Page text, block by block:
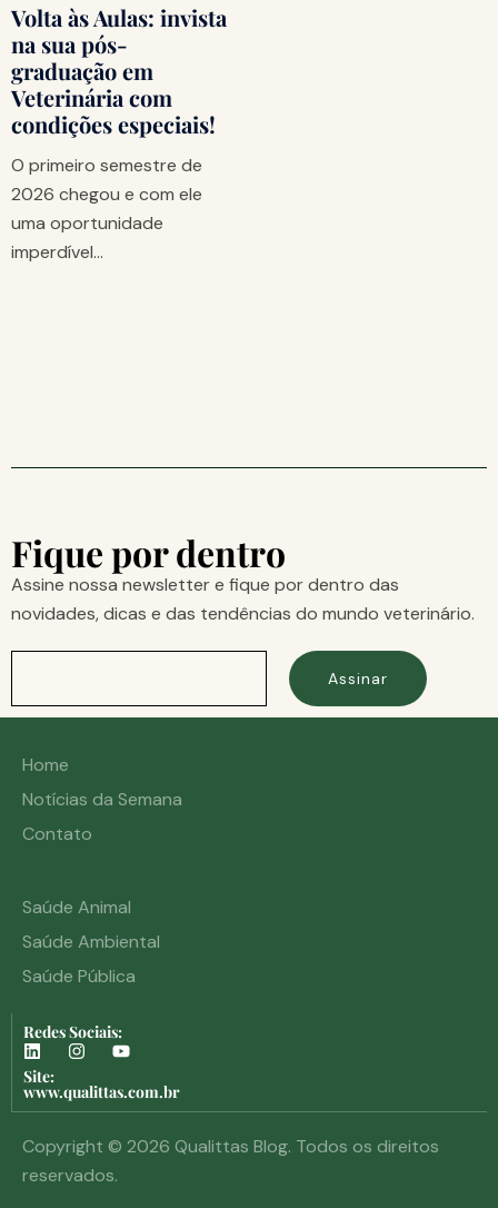
Volta às Aulas: invista
na sua pós-
graduação em
Veterinária com
condições especiais!
O primeiro semestre de
2026 chegou e com ele
uma oportunidade
imperdível…
Fique por dentro
Assine nossa newsletter e fique por dentro das
novidades, dicas e das tendências do mundo veterinário.
Assinar
Home
Notícias da Semana
Contato
Saúde Animal
Saúde Ambiental
Saúde Pública
Redes Sociais:
Site:
www.qualittas.com.br
Copyright © 2026 Qualittas Blog. Todos os direitos
reservados.